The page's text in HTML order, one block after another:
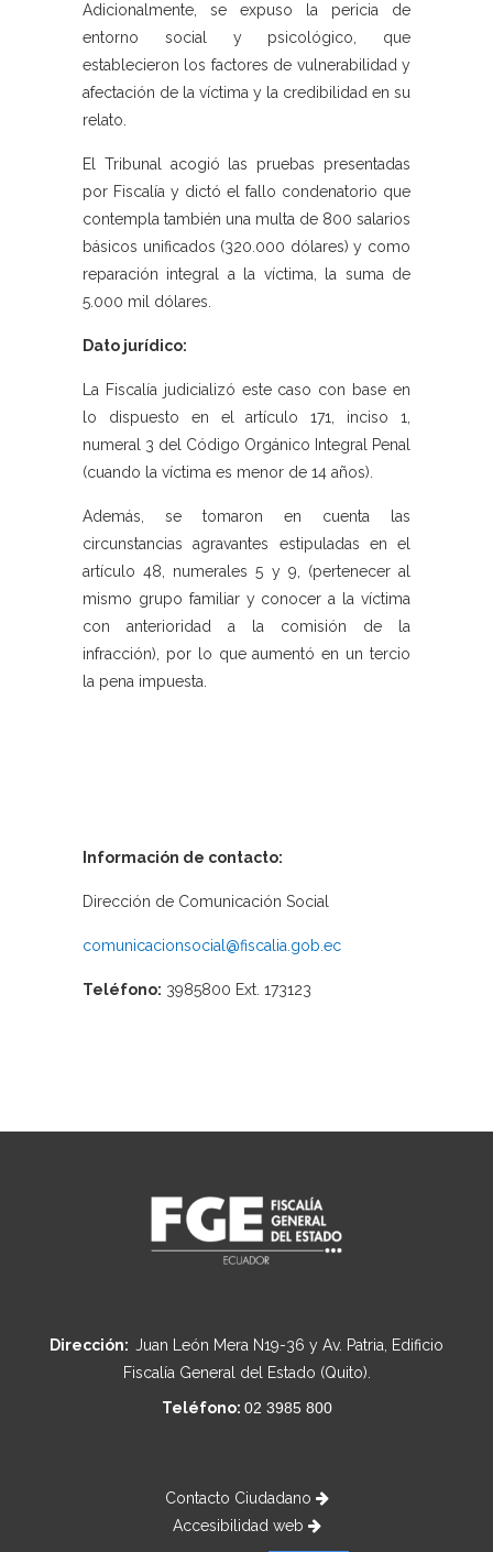
Adicionalmente, se expuso la pericia de
entorno social y psicológico, que
establecieron los factores de vulnerabilidad y
afectación de la víctima y la credibilidad en su
relato.
El Tribunal acogió las pruebas presentadas
por Fiscalía y dictó el fallo condenatorio que
contempla también una multa de 800 salarios
básicos unificados (320.000 dólares) y como
reparación integral a la víctima, la suma de
5.000 mil dólares.
Dato jurídico:
La Fiscalía judicializó este caso con base en
lo dispuesto en el artículo 171, inciso 1,
numeral 3 del Código Orgánico Integral Penal
(cuando la víctima es menor de 14 años).
Además, se tomaron en cuenta las
circunstancias agravantes estipuladas en el
artículo 48, numerales 5 y 9, (pertenecer al
mismo grupo familiar y conocer a la víctima
con anterioridad a la comisión de la
infracción), por lo que aumentó en un tercio
la pena impuesta.
Información de contacto:
Dirección de Comunicación Social
comunicacionsocial@fiscalia.gob.ec
Teléfono: 3985800 Ext. 173123
Dirección: Juan León Mera N19-36 y Av. Patria, Edificio
Fiscalía General del Estado (Quito).
Teléfono: 02 3985 800
Contacto Ciudadano
Accesibilidad web